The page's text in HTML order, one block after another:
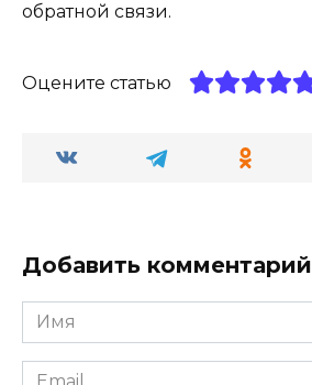
обратной связи.
Оцените статью
Добавить комментарий
Имя
*
Email